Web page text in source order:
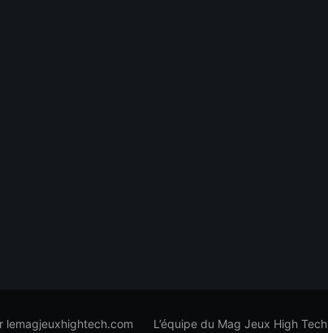
lemagjeuxhightech.com L’équipe du Mag Jeux High Tech